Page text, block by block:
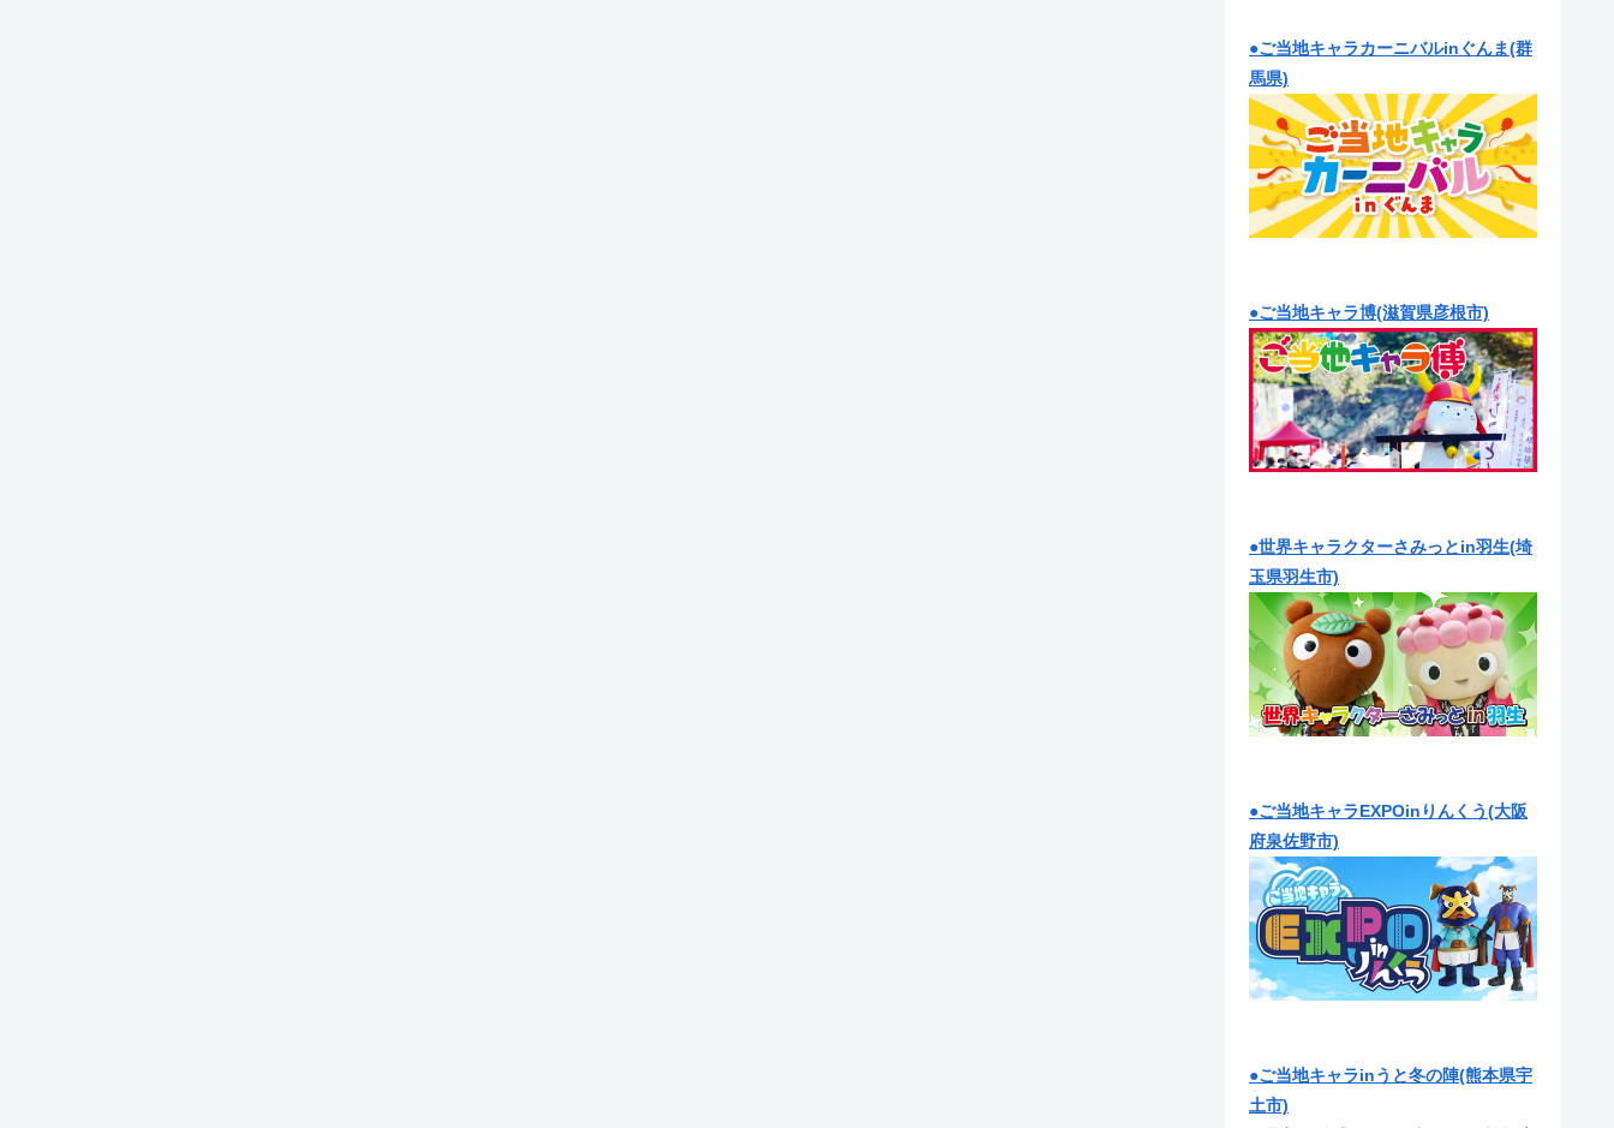
●ご当地キャラカーニバルinぐんま(群
馬県)
●ご当地キャラ博(滋賀県彦根市)
●世界キャラクターさみっとin羽生(埼
玉県羽生市)
●ご当地キャラEXPOinりんくう(大阪
府泉佐野市)
●ご当地キャラinうと冬の陣(熊本県宇
土市)